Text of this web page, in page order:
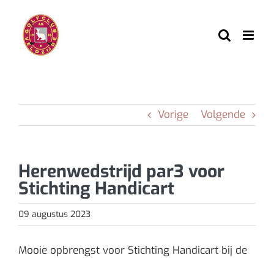
inhoud
Vorige Volgende
Herenwedstrijd par3 voor
Stichting Handicart
09 augustus 2023
Mooie opbrengst voor Stichting Handicart bij de